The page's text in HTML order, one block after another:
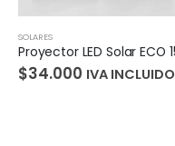
SOLARES
$34.000 IVA INCLUIDO